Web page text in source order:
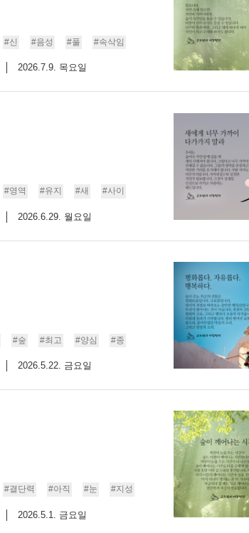
#신 #음성 #풀 #속삭임
2026.7.9. 목요일
#영역 #유지 #새 #사이
2026.6.29. 월요일
#숲 #최고 #양심 #종
2026.5.22. 금요일
#결단력 #아직 #눈 #지성
2026.5.1. 금요일